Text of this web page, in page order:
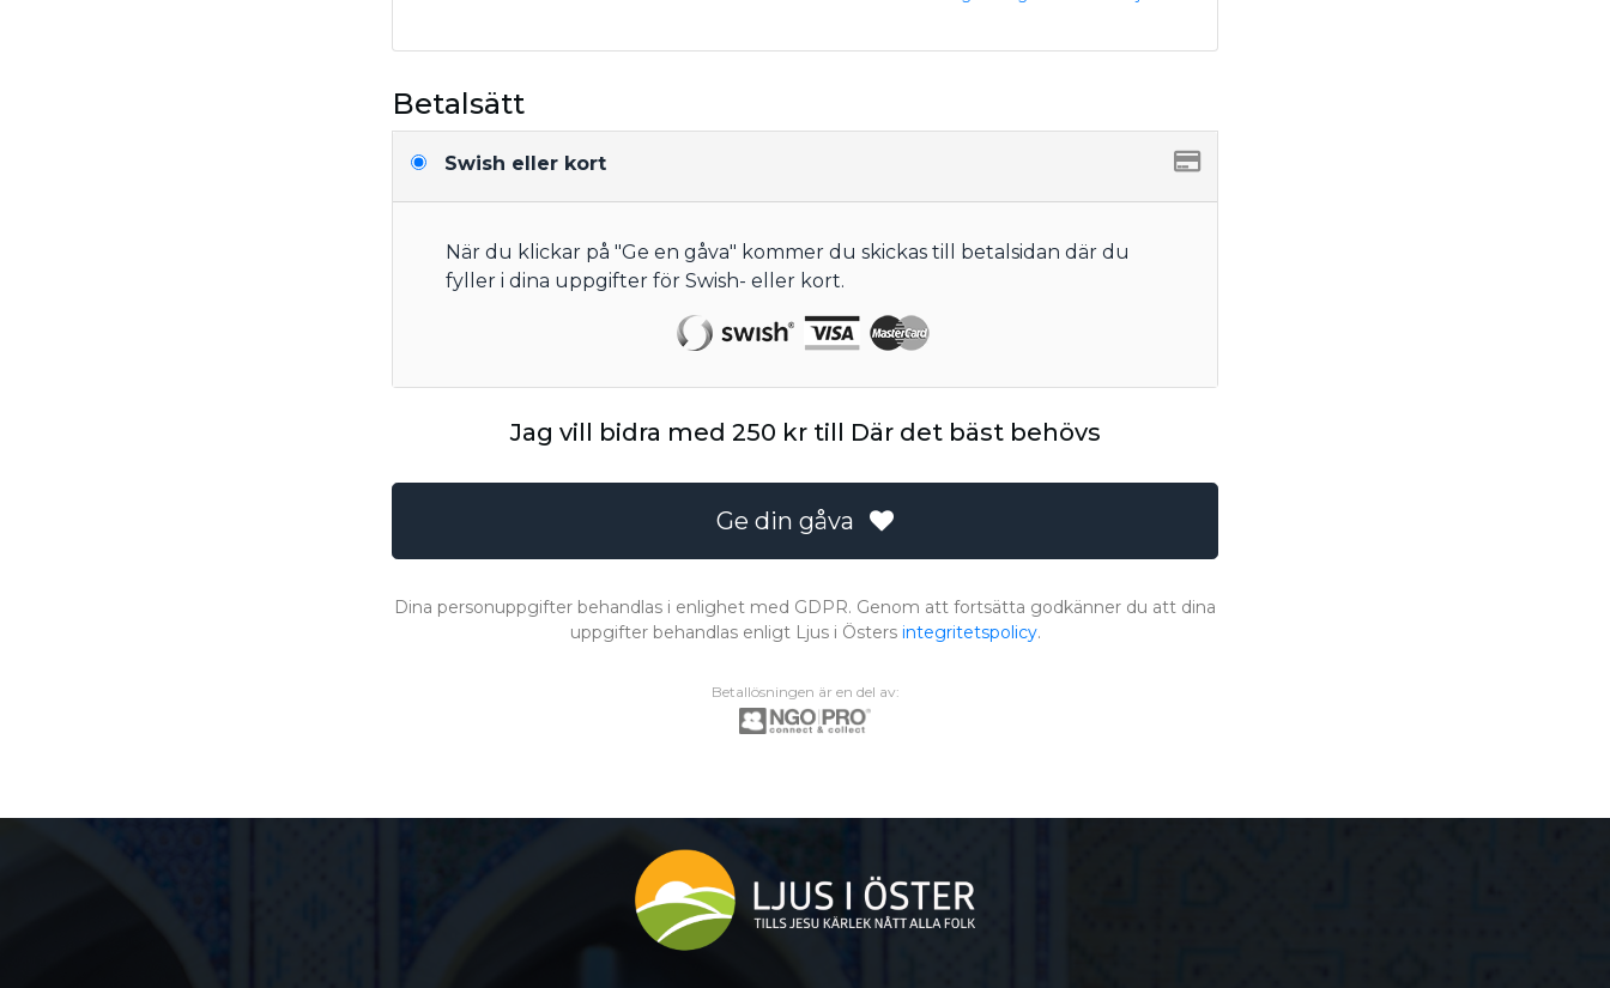
Betalsätt
Swish eller kort
När du klickar på "Ge en gåva" kommer du skickas till betalsidan där du
fyller i dina uppgifter för Swish- eller kort.
Jag vill bidra med 250 krtill Där det bäst behövs
Ge din gåva
Dina personuppgifter behandlas i enlighet med GDPR. Genom att fortsätta godkänner du att dina
uppgifter behandlas enligt Ljus i Östers integritetspolicy.
Betallösningen är en del av: